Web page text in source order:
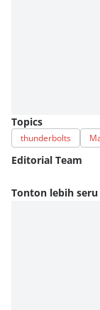
Topics
thunderbolts
Editorial Team
Editor
Fahrul
Tonton lebih